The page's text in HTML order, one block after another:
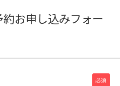
お申し込みフォー